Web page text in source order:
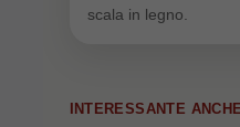
scala in legno.
INTERESSANTE ANCHE